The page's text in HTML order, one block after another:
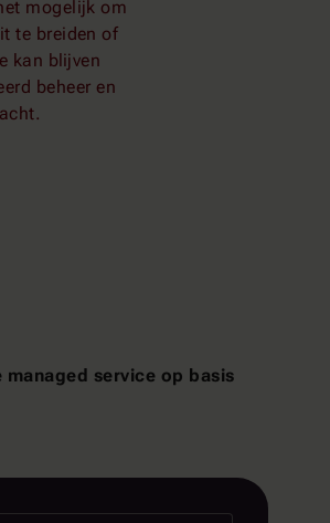
mogelijk om
te breiden of
kan blijven
beheer en
managed service op basis